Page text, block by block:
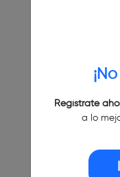
Regístrate
a lo